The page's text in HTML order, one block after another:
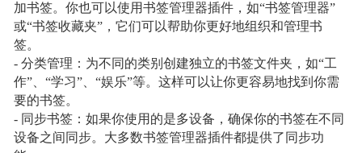
加书签。你也可以使用书签管理器插件，如“书签管理器”
或“书签收藏夹”，它们可以帮助你更好地组织和管理书
签。
- 分类管理：为不同的类别创建独立的书签文件夹，如“工
作”、“学习”、“娱乐”等。这样可以让你更容易地找到你需
要的书签。
- 同步书签：如果你使用的是多设备，确保你的书签在不同
设备之间同步。大多数书签管理器插件都提供了同步功